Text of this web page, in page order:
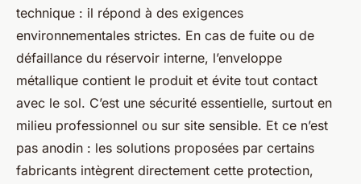
technique : il répond à des exigences
environnementales strictes. En cas de fuite ou de
défaillance du réservoir interne, l’enveloppe
métallique contient le produit et évite tout contact
avec le sol. C’est une sécurité essentielle, surtout en
milieu professionnel ou sur site sensible. Et ce n’est
pas anodin : les solutions proposées par certains
fabricants intègrent directement cette protection,